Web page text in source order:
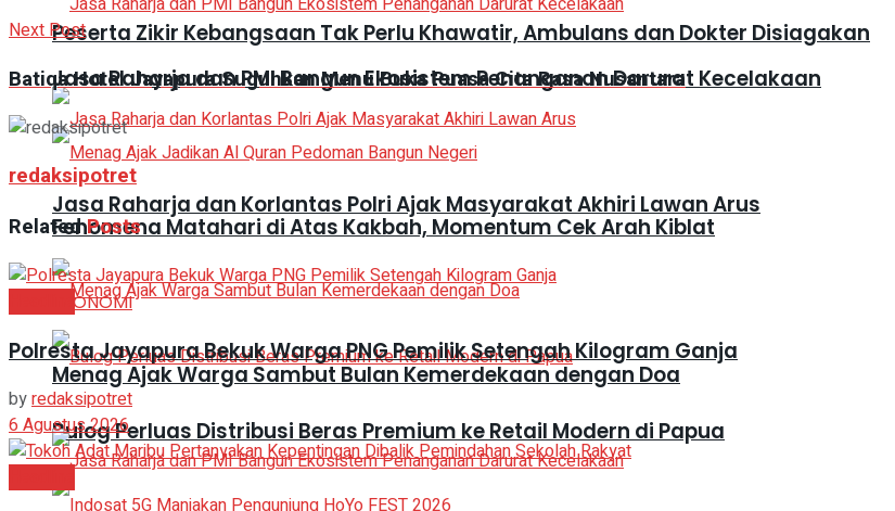
Jasa Raharja dan PMI Bangun Ekosistem Penanganan Darurat Kecelakaan
Fenomena Matahari di Atas Kakbah, Momentum Cek Arah Kiblat
EKONOMI
Bulog Perluas Distribusi Beras Premium ke Retail Modern di Papua
Peserta Zikir Kebangsaan Tak Perlu Khawatir, Ambulans dan Dokter Disiagakan
Jasa Raharja dan Korlantas Polri Ajak Masyarakat Akhiri Lawan Arus
Menag Ajak Warga Sambut Bulan Kemerdekaan dengan Doa
Next Post
Batiqa Hotel Jayapura Suguhkan Menu Buka Puasa Cita Rasa Nusantara
redaksipotret
RelatedPosts
Polresta Jayapura Bekuk Warga PNG Pemilik Setengah Kilogram Ganja
byredaksipotret
6 Agustus 2026